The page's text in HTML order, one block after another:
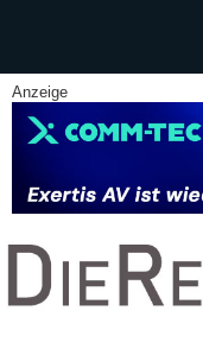
Anzeige